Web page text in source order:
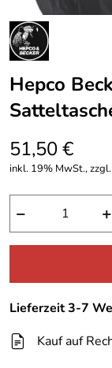
Hepco
51,50 €
inkl. 19% MwSt., zzgl.
− +
Lieferzeit 3-7
Kauf auf